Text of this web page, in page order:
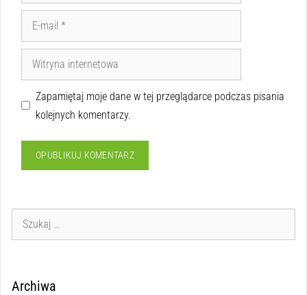
Zapamiętaj moje dane w tej przeglądarce podczas pisania
kolejnych komentarzy.
Archiwa